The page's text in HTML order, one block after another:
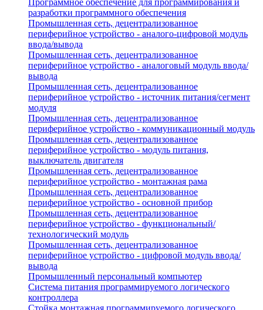
Программное обеспечение для программирования и
разработки программного обеспечения
Промышленная сеть, децентрализованное
периферийное устройство - аналого-цифровой модуль
ввода/вывода
Промышленная сеть, децентрализованное
периферийное устройство - аналоговый модуль ввода/
вывода
Промышленная сеть, децентрализованное
периферийное устройство - источник питания/сегмент
модуля
Промышленная сеть, децентрализованное
периферийное устройство - коммуникационный модуль
Промышленная сеть, децентрализованное
периферийное устройство - модуль питания,
выключатель двигателя
Промышленная сеть, децентрализованное
периферийное устройство - монтажная рама
Промышленная сеть, децентрализованное
периферийное устройство - основной прибор
Промышленная сеть, децентрализованное
периферийное устройство - функциональный/
технологический модуль
Промышленная сеть, децентрализованное
периферийное устройство - цифровой модуль ввода/
вывода
Промышленный персональный компьютер
Система питания программируемого логического
контроллера
Стойка монтажная программируемого логического